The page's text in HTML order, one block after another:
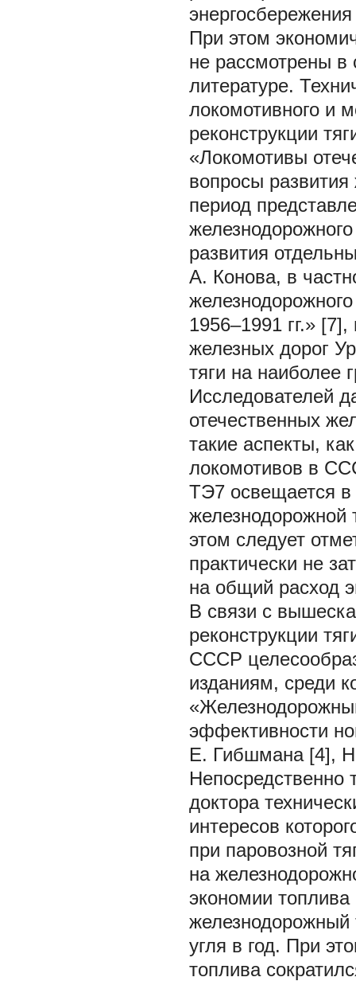
При этом
не рассмотрены в
литературе.
локомотивного и
реконструкции
«Локомотивы
вопросы
период
развития
А. Конова, в
1956–1991 гг.»
железных дорог
тяги на наиболее
Исследователей
отечественных
такие аспекты,
локомотивов в
ТЭ7 освещается
этом следует
практически не
на общий расход
В связи с
реконструкции
СССР
изданиям, среди
эффективности
Е. Гибшмана [4],
Непосредственно
доктора
интересов
при паровозной
на
экономии топлива
железнодорожный
угля в год. При
топлива